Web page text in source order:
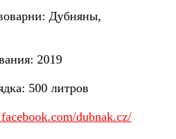
Дубняны,
2019
500 литров
dubnak.cz/